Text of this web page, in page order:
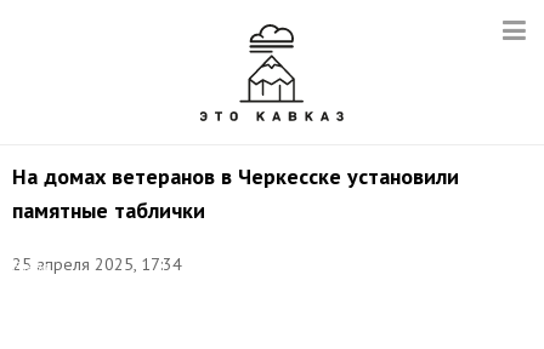
На домах ветеранов в Черкесске установили
памятные таблички
25 апреля 2025, 17:34
Елена